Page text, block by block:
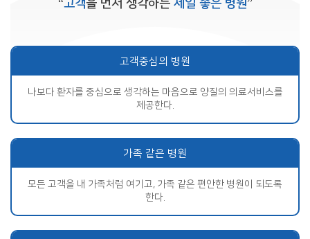
“고객을 먼저 생각하는 제일 좋은 병원”
고객중심의 병원
나보다 환자를 중심으로 생각하는 마음으로 양질의 의료서비스를
제공한다.
가족 같은 병원
모든 고객을 내 가족처럼 여기고, 가족 같은 편안한 병원이 되도록
한다.